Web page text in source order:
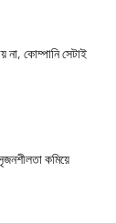
না, কোম্পানি সেটাই
কমিয়ে